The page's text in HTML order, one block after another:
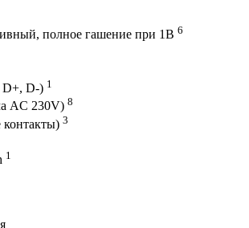
полное гашение при 1В 6
D-) 1
AC 230V) 8
контакты) 3
1